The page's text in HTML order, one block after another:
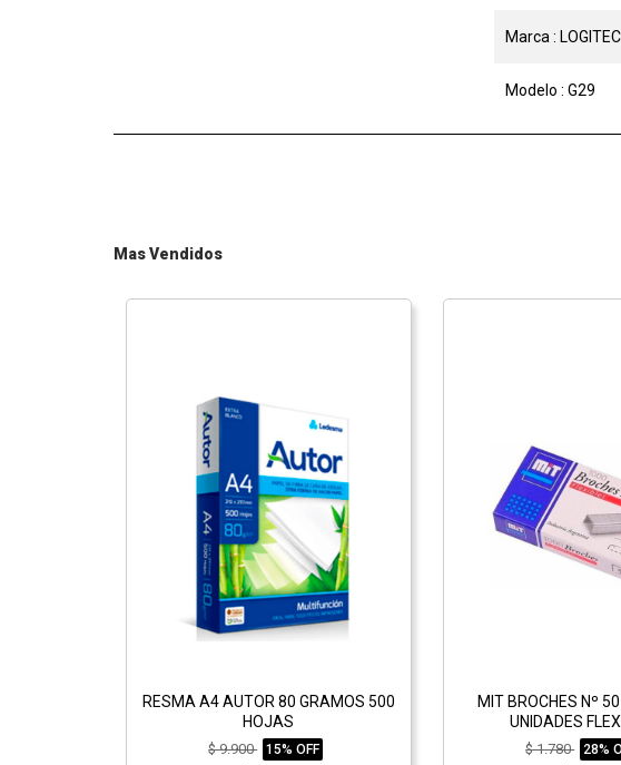
Marca :
Modelo : G29
Mas Vendidos
RESMA A4 AUTOR 80 GRAMOS 500
HOJAS
$ 9.900 15% OFF
MIT BROCHES Nº
UNIDADES
$ 1.780 28%